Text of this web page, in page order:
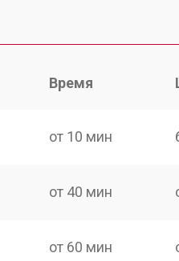
Время
от 10 мин
от 40 мин
от 60 мин